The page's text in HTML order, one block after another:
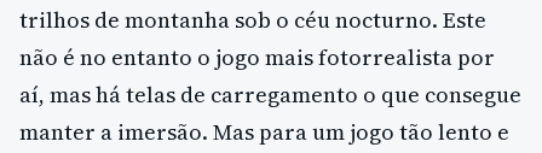
trilhos de montanha sob o céu nocturno. Este
não é no entanto o jogo mais fotorrealista por
aí, mas há telas de carregamento o que consegue
manter a imersão. Mas para um jogo tão lento e